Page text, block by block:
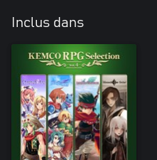
Inclus dans